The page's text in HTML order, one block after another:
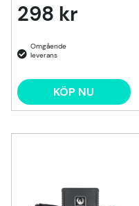
298 kr
KÖP NU